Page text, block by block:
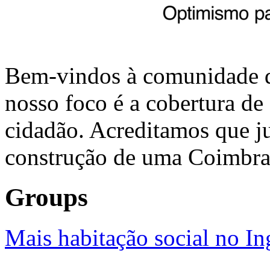
Bem-vindos à
nosso foco é a cobertura
cidadão. Acreditamos que
construção de uma
Groups
Mais habitação social no